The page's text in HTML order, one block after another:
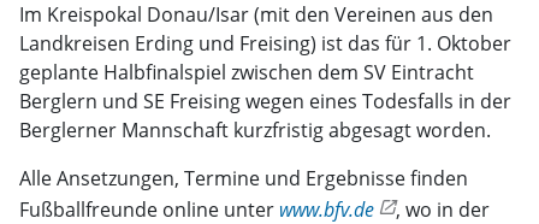
Im Kreispokal Donau/Isar (mit den Vereinen aus den
Landkreisen Erding und Freising) ist das für 1. Oktober
geplante Halbfinalspiel zwischen dem SV Eintracht
Berglern und SE Freising wegen eines Todesfalls in der
Berglerner Mannschaft kurzfristig abgesagt worden.
Alle Ansetzungen, Termine und Ergebnisse finden
Fußballfreunde online unter www.bfv.de
, wo in der